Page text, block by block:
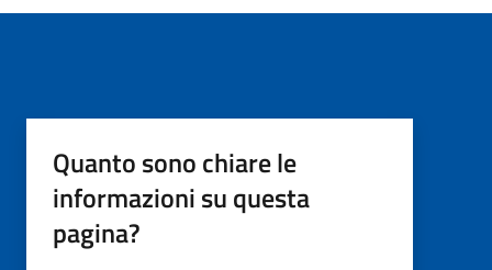
Quanto sono chiare le
informazioni su questa
pagina?